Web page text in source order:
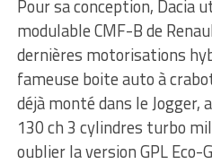
Pour sa conception, Dacia
modulable CMF-B de
dernières motorisations
fameuse boite auto à
déjà monté dans le Jogger,
130 ch 3 cylindres turbo
oublier la version GPL Eco-